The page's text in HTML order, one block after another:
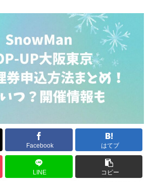
Facebook はてブ
LINE コピー